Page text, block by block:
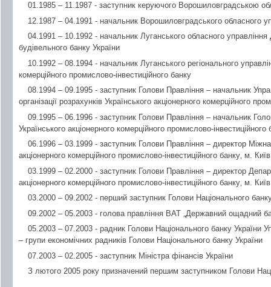
01.1985 – 11.1987 - заступник керуючого Ворошиловградською
12.1987 – 04.1991 - начальник Ворошиловградського обласного
04.1991 – 10.1992 - начальник Луганського обласного
будівельного банку України
10.1992 – 08.1994 - начальник Луганського регіонального
комерційного промислово-інвестиційного банку
08.1994 – 09.1995 - заступник Голови Правління – начальник
організації розрахунків Українського акціонерного комерційного
09.1995 – 06.1996 - заступник Голови Правління – начальник
Українського акціонерного комерційного промислово-інвестиційного
06.1996 – 03.1999 - заступник Голови Правління – директор
акціонерного комерційного промислово-інвестиційного банку‚ м. Київ
03.1999 – 02.2000 - заступник Голови Правління – директор
акціонерного комерційного промислово-інвестиційного банку‚ м. Київ
03.2000 – 09.2002 - перший заступник Голови Національного
09.2002 – 05.2003 - голова правління ВАТ „Державний ощадний
05.2003 – 07.2003 - радник Голови Національного банку України
– групи економічних радників Голови Національного банку України
07.2003 – 02.2005 - заступник Міністра фінансів України
З лютого 2005 року призначений першим заступником Голови